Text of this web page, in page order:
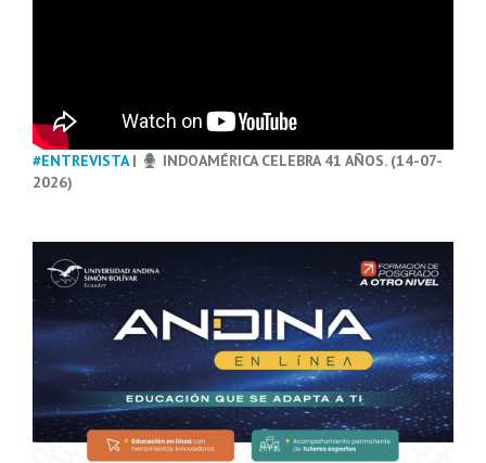
#ENTREVISTA|
INDOAMÉRICA CELEBRA 41 AÑOS. (14-07-
2026)